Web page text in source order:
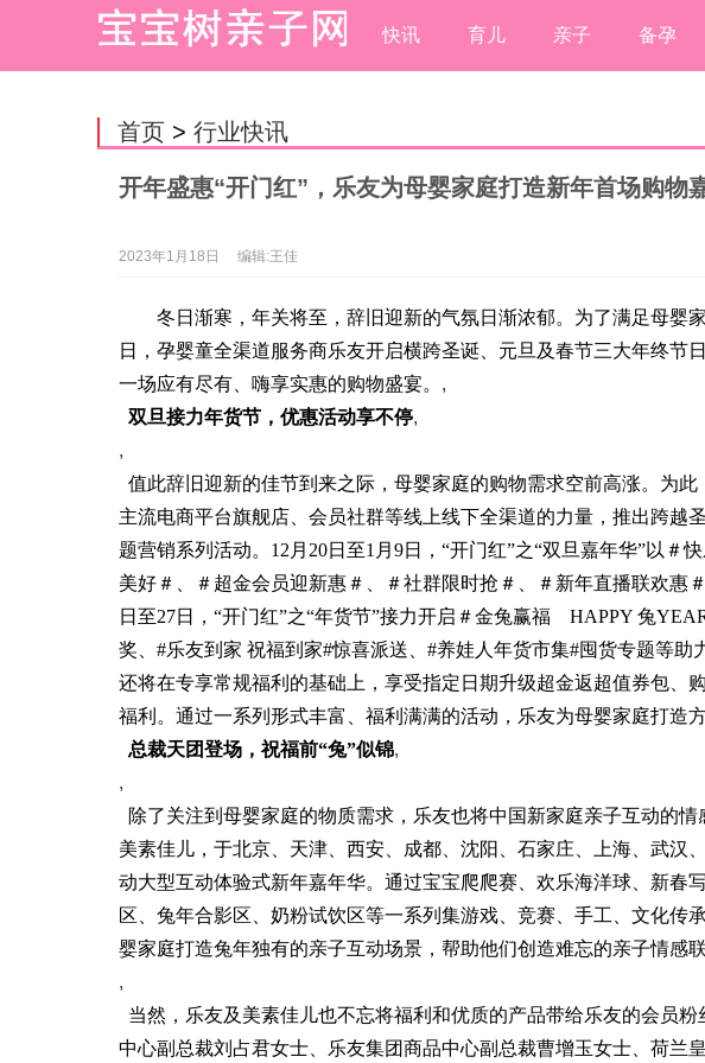
快讯 育儿 亲子 备孕
首页 > 行业快讯
开年盛惠“开门红”，乐友为母婴家庭打造新年首场购物
2023年1月18日 编辑:王佳
冬日渐寒，年关将至，辞旧迎新的气氛日渐浓郁。为了满足母婴
日，孕婴童全渠道服务商乐友开启横跨圣诞、元旦及春节三大年终节
一场应有尽有、嗨享实惠的购物盛宴。 ,
双旦接力年货节，优惠活动享不停,
,
值此辞旧迎新的佳节到来之际，母婴家庭的购物需求空前高涨。为此
主流电商平台旗舰店、会员社群等线上线下全渠道的力量，推出跨越
题营销系列活动。12月20日至1月9日，“开门红”之“双旦嘉年华”以
美好＃、＃超金会员迎新惠＃、＃社群限时抢＃、＃新年直播联欢惠
日至27日，“开门红”之“年货节”接力开启＃金兔赢福 HAPPY 兔
奖、#乐友到家 祝福到家#惊喜派送、#养娃人年货市集#囤货专题等
还将在专享常规福利的基础上，享受指定日期升级超金返超值券包、
福利。通过一系列形式丰富、福利满满的活动，乐友为母婴家庭打造
总裁天团登场，祝福前“兔”似锦,
,
除了关注到母婴家庭的物质需求，乐友也将中国新家庭亲子互动的
美素佳儿，于北京、天津、西安、成都、沈阳、石家庄、上海、武汉
动大型互动体验式新年嘉年华。通过宝宝爬爬赛、欢乐海洋球、新春
区、兔年合影区、奶粉试饮区等一系列集游戏、竞赛、手工、文化传
婴家庭打造兔年独有的亲子互动场景，帮助他们创造难忘的亲子情感联
,
当然，乐友及美素佳儿也不忘将福利和优质的产品带给乐友的会员
中心副总裁刘占君女士、乐友集团商品中心副总裁曹增玉女士、荷兰